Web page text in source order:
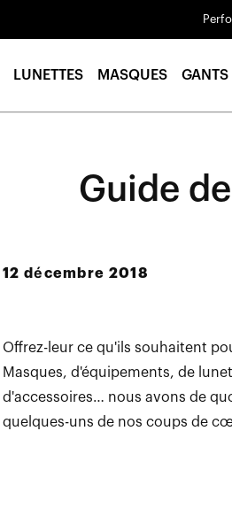
LUNETTES MASQUES GANTS
Guide
12 décembre 2018
Offrez-leur ce qu'ils souhaitent
Masques, d'équipements, de
d'accessoires… nous avons de
quelques-uns de nos coups de